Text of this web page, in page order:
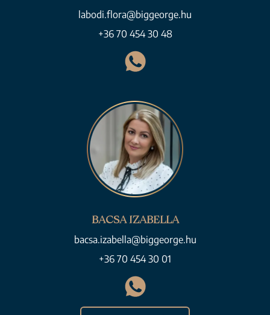
labodi.flora@biggeorge.hu
+36 70 454 30 48
BACSA IZABELLA
bacsa.izabella@biggeorge.hu
+36 70 454 30 01